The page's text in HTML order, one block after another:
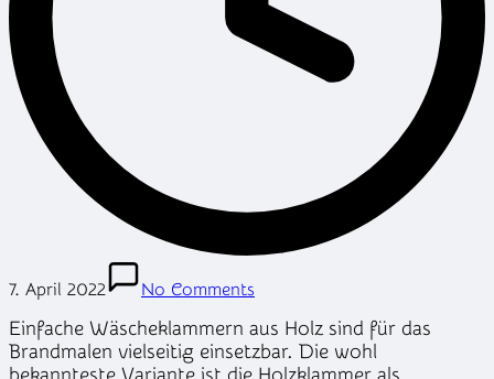
7. April 2022 No Comments
Einfache Wäscheklammern aus Holz sind für das
Brandmalen vielseitig einsetzbar. Die wohl